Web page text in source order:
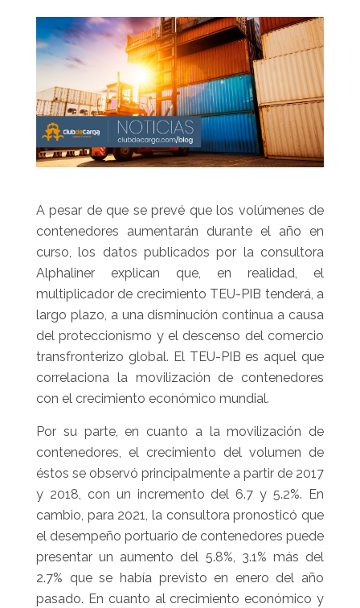
A pesar de que se prevé que los volúmenes de
contenedores aumentarán durante el año en
curso, los datos publicados por la consultora
Alphaliner explican que, en realidad, el
multiplicador de crecimiento TEU-PIB tenderá, a
largo plazo, a una disminución continua a causa
del proteccionismo y el descenso del comercio
transfronterizo global. El TEU-PIB es aquel que
correlaciona la movilización de contenedores
con el crecimiento económico mundial.
Por su parte, en cuanto a la movilización de
contenedores, el crecimiento del volumen de
éstos se observó principalmente a partir de 2017
y 2018, con un incremento del 6.7 y 5.2%. En
cambio, para 2021, la consultora pronosticó que
el desempeño portuario de contenedores puede
presentar un aumento del 5.8%, 3.1% más del
2.7% que se había previsto en enero del año
pasado. En cuanto al crecimiento económico y